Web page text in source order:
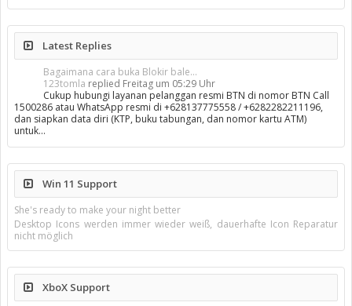
Latest Replies
Bagaimana cara buka Blokir bale...
123tomla replied Freitag um 05:29 Uhr
Cukup hubungi layanan pelanggan resmi BTN di nomor BTN Call
1500286 atau WhatsApp resmi di +628137775558 / +6282282211196,
dan siapkan data diri (KTP, buku tabungan, dan nomor kartu ATM)
untuk…
Win 11 Support
She's ready to make your night better
Desktop Icons werden immer wieder weiß, dauerhafte Icon Reparatur
nicht möglich
XboX Support